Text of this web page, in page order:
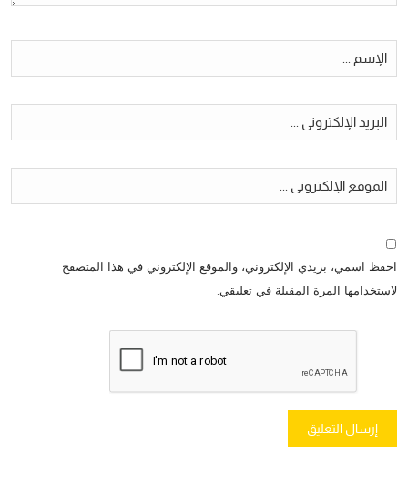
احفظ اسمي، بريدي الإلكتروني، والموقع الإلكتروني في هذا المتصفح
لاستخدامها المرة المقبلة في تعليقي.